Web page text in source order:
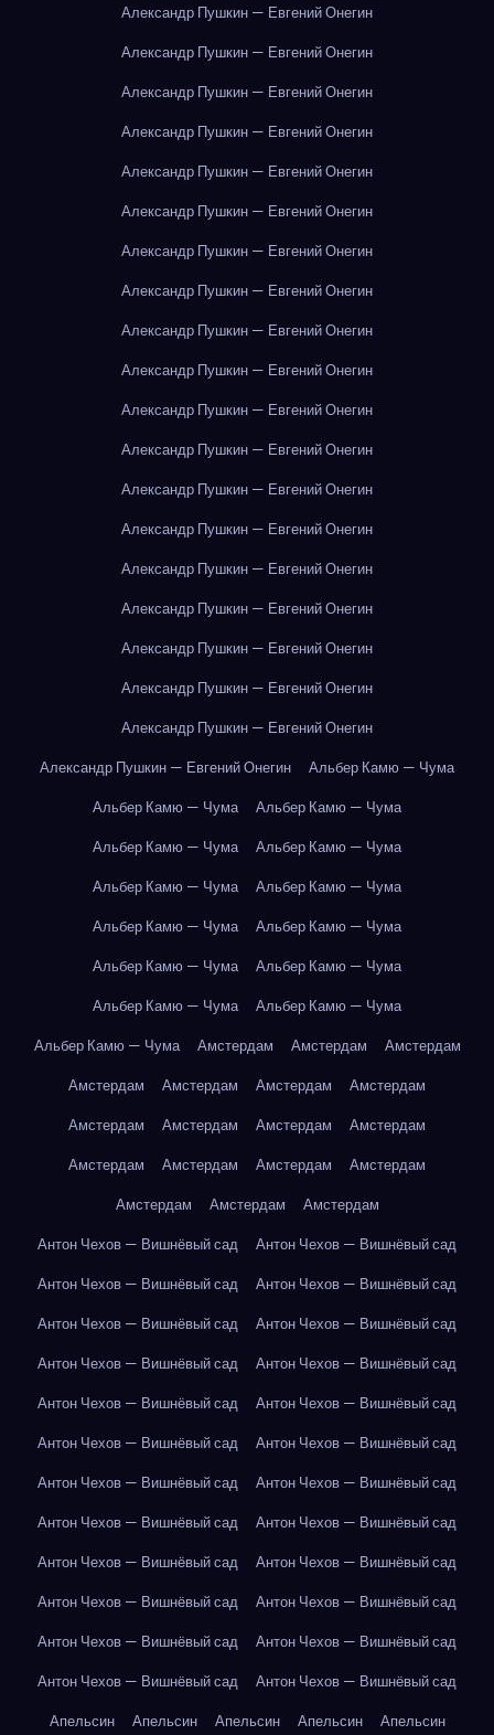
Александр Пушкин — Евгений Онегин
Александр Пушкин — Евгений Онегин
Александр Пушкин — Евгений Онегин
Александр Пушкин — Евгений Онегин
Александр Пушкин — Евгений Онегин
Александр Пушкин — Евгений Онегин
Александр Пушкин — Евгений Онегин
Александр Пушкин — Евгений Онегин
Александр Пушкин — Евгений Онегин
Александр Пушкин — Евгений Онегин
Александр Пушкин — Евгений Онегин
Александр Пушкин — Евгений Онегин
Александр Пушкин — Евгений Онегин
Александр Пушкин — Евгений Онегин
Александр Пушкин — Евгений Онегин
Александр Пушкин — Евгений Онегин
Александр Пушкин — Евгений Онегин
Александр Пушкин — Евгений Онегин
Александр Пушкин — Евгений Онегин
Александр Пушкин — Евгений Онегин
Альбер Камю — Чума
Альбер Камю — Чума
Альбер Камю — Чума
Альбер Камю — Чума
Альбер Камю — Чума
Альбер Камю — Чума
Альбер Камю — Чума
Альбер Камю — Чума
Альбер Камю — Чума
Альбер Камю — Чума
Альбер Камю — Чума
Альбер Камю — Чума
Альбер Камю — Чума
Альбер Камю — Чума
Амстердам Амстердам
Амстердам
Амстердам
Амстердам Амстердам
Амстердам
Амстердам
Амстердам Амстердам
Амстердам
Амстердам
Амстердам Амстердам
Амстердам
Амстердам
Амстердам
Амстердам
Антон Чехов — Вишнёвый сад
Антон Чехов — Вишнёвый сад
Антон Чехов — Вишнёвый сад
Антон Чехов — Вишнёвый сад
Антон Чехов — Вишнёвый сад
Антон Чехов — Вишнёвый сад
Антон Чехов — Вишнёвый сад
Антон Чехов — Вишнёвый сад
Антон Чехов — Вишнёвый сад
Антон Чехов — Вишнёвый сад
Антон Чехов — Вишнёвый сад
Антон Чехов — Вишнёвый сад
Антон Чехов — Вишнёвый сад
Антон Чехов — Вишнёвый сад
Антон Чехов — Вишнёвый сад
Антон Чехов — Вишнёвый сад
Антон Чехов — Вишнёвый сад
Антон Чехов — Вишнёвый сад
Антон Чехов — Вишнёвый сад
Антон Чехов — Вишнёвый сад
Антон Чехов — Вишнёвый сад
Антон Чехов — Вишнёвый сад
Антон Чехов — Вишнёвый сад
Антон Чехов — Вишнёвый сад
Апельсин
Апельсин Апельсин Апельсин Апельсин